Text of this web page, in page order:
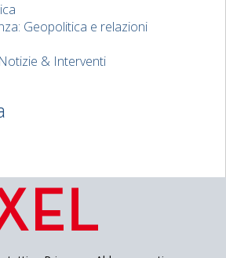
Geopolitica e relazioni
& Interventi